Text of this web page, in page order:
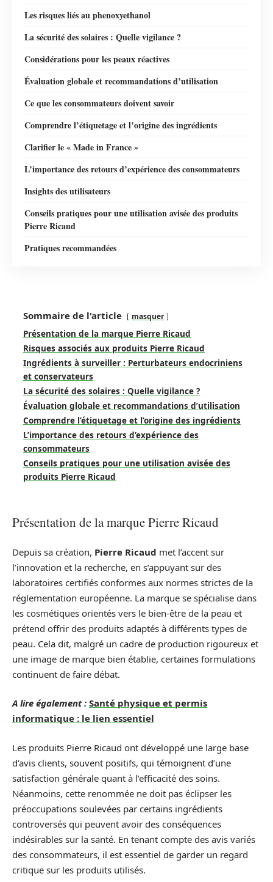
Les risques liés au phenoxyethanol
La sécurité des solaires : Quelle vigilance ?
Considérations pour les peaux réactives
Évaluation globale et recommandations d’utilisation
Ce que les consommateurs doivent savoir
Comprendre l’étiquetage et l’origine des ingrédients
Clarifier le « Made in France »
L’importance des retours d’expérience des consommateurs
Insights des utilisateurs
Conseils pratiques pour une utilisation avisée des produits
Pierre Ricaud
Pratiques recommandées
Sommaire de l'article masquer
Présentation de la marque Pierre Ricaud
Risques associés aux produits Pierre Ricaud
Ingrédients à surveiller : Perturbateurs endocriniens
et conservateurs
La sécurité des solaires : Quelle vigilance ?
Évaluation globale et recommandations d’utilisation
Comprendre l’étiquetage et l’origine des ingrédients
L’importance des retours d’expérience des
consommateurs
Conseils pratiques pour une utilisation avisée des
produits Pierre Ricaud
Présentation de la marque Pierre Ricaud
Depuis sa création, Pierre Ricaud met l’accent sur
l’innovation et la recherche, en s’appuyant sur des
laboratoires certifiés conformes aux normes strictes de la
réglementation européenne. La marque se spécialise dans
les cosmétiques orientés vers le bien-être de la peau et
prétend offrir des produits adaptés à différents types de
peau. Cela dit, malgré un cadre de production rigoureux et
une image de marque bien établie, certaines formulations
continuent de faire débat.
A lire également : Santé physique et permis
informatique : le lien essentiel
Les produits Pierre Ricaud ont développé une large base
d’avis clients, souvent positifs, qui témoignent d’une
satisfaction générale quant à l’efficacité des soins.
Néanmoins, cette renommée ne doit pas éclipser les
préoccupations soulevées par certains ingrédients
controversés qui peuvent avoir des conséquences
indésirables sur la santé. En tenant compte des avis variés
des consommateurs, il est essentiel de garder un regard
critique sur les produits utilisés.